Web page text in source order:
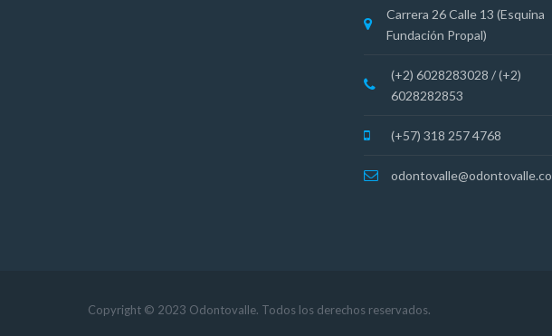
Carrera 26 Calle 13 (Esquina
Fundación Propal)
(+2) 6028283028 / (+2)
6028282853
(+57) 318 257 4768
Copyright © 2023 Odontovalle. Todos los derechos reservados.